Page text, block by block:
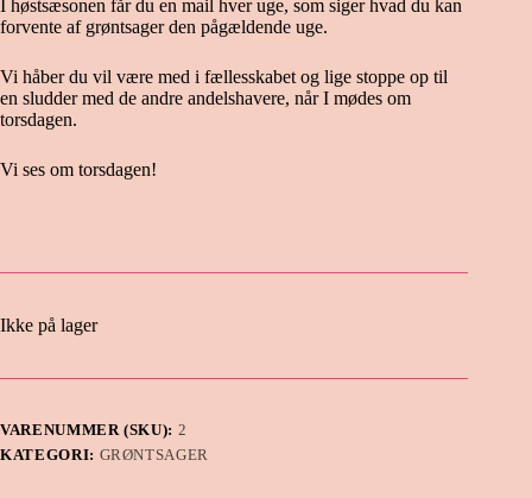
I høstsæsonen får du en mail hver uge, som siger hvad du kan
forvente af grøntsager den pågældende uge.
Vi håber du vil være med i fællesskabet og lige stoppe op til
en sludder med de andre andelshavere, når I mødes om
torsdagen.
Vi ses om torsdagen!
Ikke på lager
VARENUMMER (SKU): 2
KATEGORI: GRØNTSAGER